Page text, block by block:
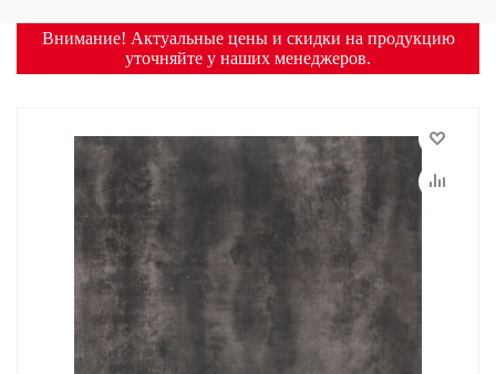
Внимание! Актуальные цены и скидки на продукцию
уточняйте у наших менеджеров.